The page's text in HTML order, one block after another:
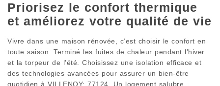
Priorisez le confort thermique
et améliorez votre qualité de vie
Vivre dans une maison rénovée, c’est choisir le confort en
toute saison. Terminé les fuites de chaleur pendant l’hiver
et la torpeur de l’été. Choisissez une isolation efficace et
des technologies avancées pour assurer un bien-être
quotidien à VILLENOY; 77124, Un logement salubre,